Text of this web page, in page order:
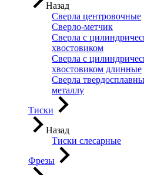
Назад
Сверла центровочные
Сверло-метчик
Сверла с
хвостовиком
Сверла с
хвостовиком длинные
Сверла
металлу
Тиски
Назад
Тиски слесарные
Фрезы